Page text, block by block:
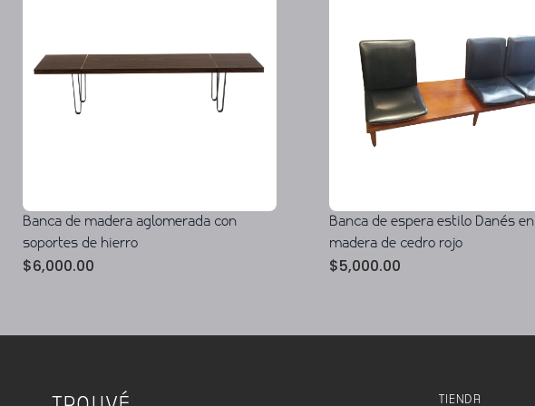
Banca de madera aglomerada con
soportes de hierro
$6,000.00
Banca de espera estilo Danés en
madera de cedro rojo
$5,000.00
TIENDA